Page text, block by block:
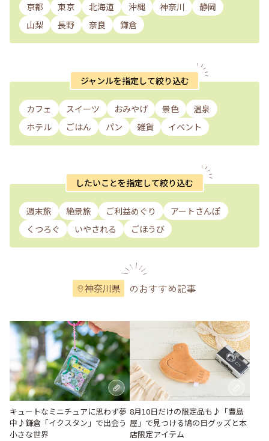
京都 東京 北海道 沖縄 神奈川
静岡
山梨
長野 奈良 鎌倉
ジャンルを指定して絞り込む
カフェ スイーツ おみやげ 景色
温泉
ホテル
ごはん パン 雑貨 イベント
したいことを指定して絞り込む
週末旅 絶景旅 ご利益めぐり
アートさんぽ
くつろぐ
いやされる ごほうび
神奈川県 のおすすめ記事
キュートなミニチュアに思わず夢
中♪鎌倉「イクスタン」で出会う
小さな世界
8月10日だけの限定品も♪「豊島
屋」で見つける鳩の日グッズと本
店限定アイテム